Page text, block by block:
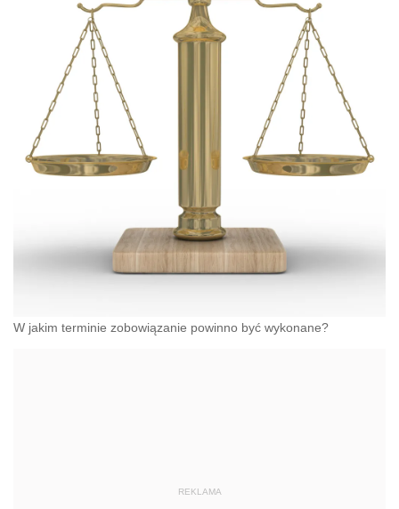
W jakim terminie zobowiązanie powinno być wykonane?